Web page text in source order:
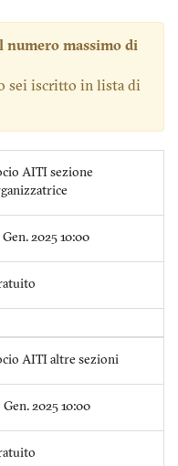
numero massimo di
sei iscritto in lista di
AITI sezione
Gen. 2025 10:00
AITI altre sezioni
Gen. 2025 10:00